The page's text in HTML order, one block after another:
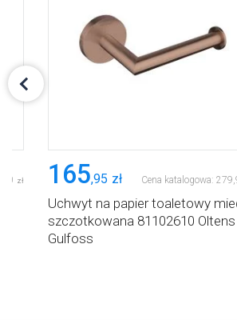
90 zł 165,95 zł Cena katalogowa: 279
Uchwyt na papier toaletowy
szczotkowana 81102610 Oltens
Gulfoss